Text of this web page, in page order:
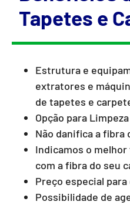
Tapetes e
Estrutura e
extratores e
de tapetes e
Opção para
Não danifica a fibra
Indicamos o
com a fibra do seu
Preço especial
Possibilidade de